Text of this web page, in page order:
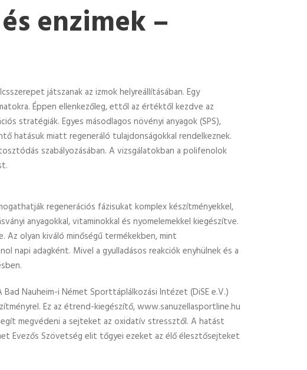
enzimek –
játszanak az izmok helyreállításában. Egy
Éppen ellenkezőleg, ettől az értéktől kezdve az
stratégiák. Egyes másodlagos növényi anyagok (SPS),
hatásuk miatt regeneráló tulajdonságokkal rendelkeznek.
szabályozásában. A vizsgálatokban a polifenolok
regenerációs fázisukat komplex készítményekkel,
anyagokkal, vitaminokkal és nyomelemekkel kiegészítve.
olyan kiváló minőségű termékekben, mint
adagként. Mivel a gyulladásos reakciók enyhülnek és a
Nauheim-i Német Sporttáplálkozási Intézet (DiSE e.V.)
Ez az étrend-kiegészítő, www.sanuzellasportline.hu
megvédeni a sejteket az oxidatív stressztől. A hatást
Evezős Szövetség elit tőgyei ezeket az élő élesztősejteket